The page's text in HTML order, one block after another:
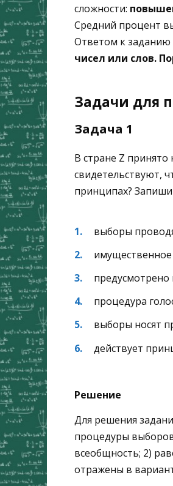
сложности:
Средний процент
Ответом к
чисел или слов.
Задачи для
Задача 1
В стране Z
свидетельствуют,
принципах?
выборы
имущественное
предусмотрено
процедура
выборы носят
действует
Решение
Для решения
процедуры
всеобщность; 2)
отражены в